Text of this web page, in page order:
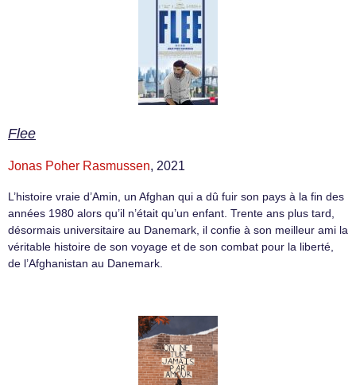
Flee
Jonas Poher Rasmussen, 2021
L’histoire vraie d’Amin, un Afghan qui a dû fuir son pays à la fin des
années 1980 alors qu’il n’était qu’un enfant. Trente ans plus tard,
désormais universitaire au Danemark, il confie à son meilleur ami la
véritable histoire de son voyage et de son combat pour la liberté,
de l’Afghanistan au Danemark.